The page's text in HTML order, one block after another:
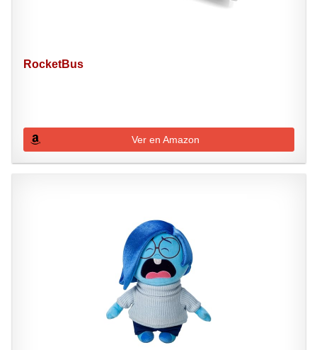
RocketBus
Ver en Amazon